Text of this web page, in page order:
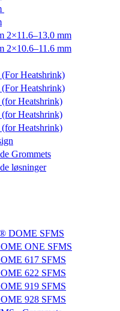
2×11.6–13.0 mm
2×10.6–11.6 mm
Heatshrink)
Heatshrink)
Heatshrink)
Heatshrink)
Heatshrink)
Grommets
løsninger
DOME SFMS
ONE SFMS
617 SFMS
622 SFMS
919 SFMS
928 SFMS